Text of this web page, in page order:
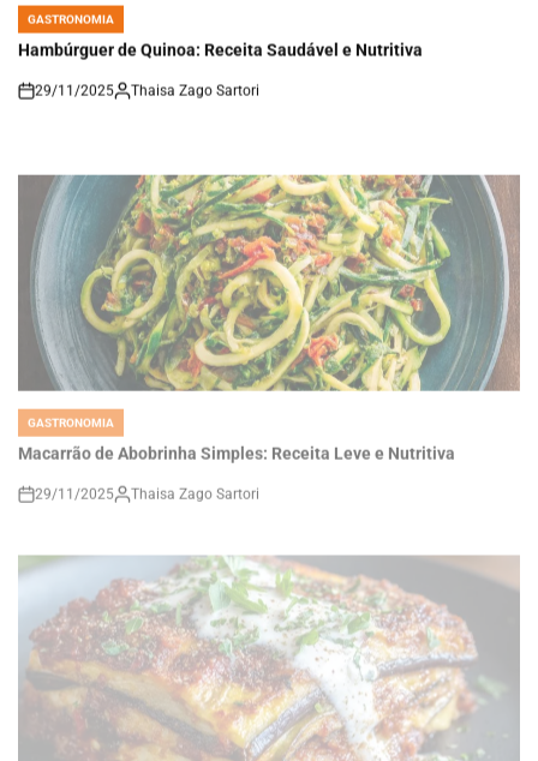
POSTED
IN
GASTRONOMIA
Hambúrguer de Quinoa: Receita Saudável e Nutritiva
on
29/11/2025 Thaisa Zago Sartori
POSTED
IN
GASTRONOMIA
Macarrão de Abobrinha Simples: Receita Leve e Nutritiva
on
29/11/2025
Lasanha de Berinjela e Abobrinha: Receita Saudável e Saborosa